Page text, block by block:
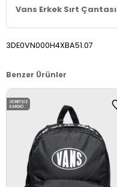
Vans Erkek Sırt Çantası
3DE0VN000H4XBA51.07
Benzer Ürünler
ÜCRETSIZ
KARGO